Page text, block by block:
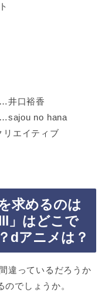
井口裕香
no hana
エイティブ
求めるのは
」はどこで
dアニメは？
違っているだろうか
でしょうか。